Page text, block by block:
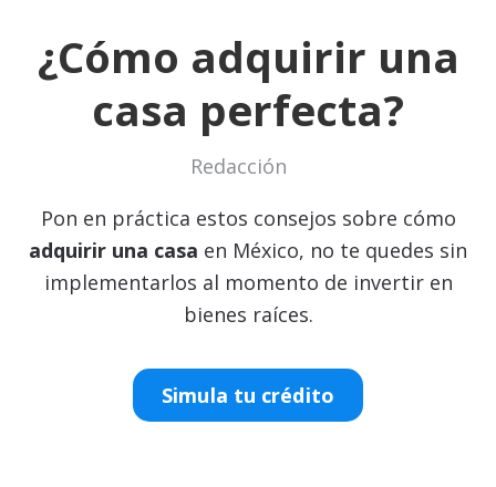
¿Cómo adquirir una
casa perfecta?
Redacción
Pon en práctica estos consejos sobre cómo
adquirir una casa en México, no te quedes sin
implementarlos al momento de invertir en
bienes raíces.
Simula tu crédito